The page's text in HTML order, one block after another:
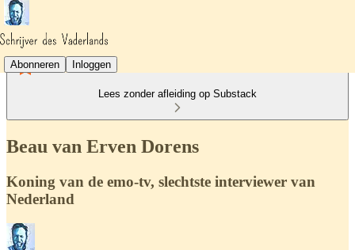
Abonneren Inloggen
Lees zonder afleiding op Substack
Beau van Erven Dorens
Koning van de emo-tv, slechtste interviewer van
Nederland